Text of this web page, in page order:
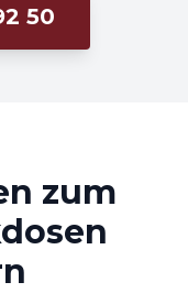
50
zum